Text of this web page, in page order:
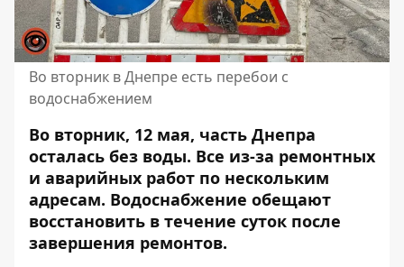
Во вторник в Днепре есть перебои с
водоснабжением
Во вторник, 12 мая, часть Днепра
осталась без воды. Все из-за ремонтных
и аварийных работ по нескольким
адресам. Водоснабжение обещают
восстановить в течение суток после
завершения ремонтов.